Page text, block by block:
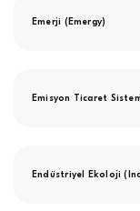
Emerji (Emergy)
Emisyon Ticaret
Endüstriyel Ekoloji